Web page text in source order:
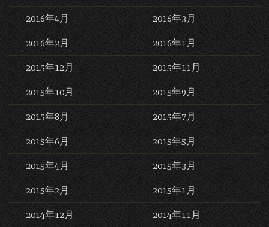
2016年4月 2016年3月
2016年2月 2016年1月
2015年12月 2015年11月
2015年10月 2015年9月
2015年8月 2015年7月
2015年6月 2015年5月
2015年4月 2015年3月
2015年2月 2015年1月
2014年12月 2014年11月